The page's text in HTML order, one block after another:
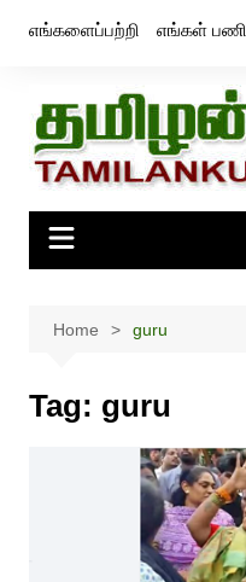
எங்களைப்பற்றி எங்கள் பணி
Home guru
Tag: guru